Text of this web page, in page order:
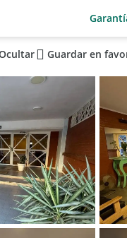
Guardar en